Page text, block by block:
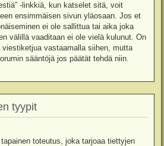
-linkkiä, kun katselet sitä, voit
ensimmäisen sivun yläosaan. Jos et
ei ole sallittua tai aika joka
välillä vaaditaan ei ole vielä kulunut. On
vastaamalla siihen, mutta
sääntöjä jos päätät tehdä niin.
tyypit
toteutus, joka tarjoaa tiettyjen